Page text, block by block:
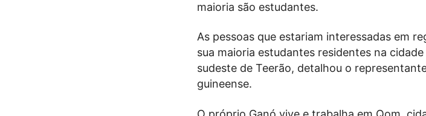
maioria são estudantes.
As pessoas que estariam interessadas em
sua maioria estudantes residentes na
sudeste de Teerão, detalhou o
guineense.